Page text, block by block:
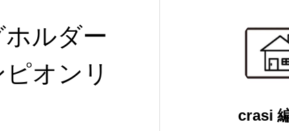
ルダー
オンリ
crasi